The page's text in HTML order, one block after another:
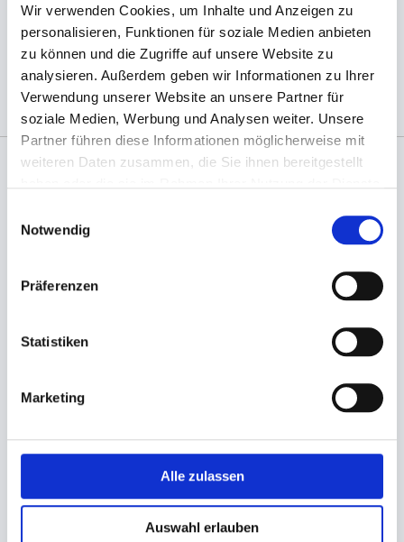
Wir verwenden Cookies, um Inhalte und Anzeigen zu
personalisieren, Funktionen für soziale Medien anbieten
zu können und die Zugriffe auf unsere Website zu
analysieren. Außerdem geben wir Informationen zu Ihrer
Verwendung unserer Website an unsere Partner für
soziale Medien, Werbung und Analysen weiter. Unsere
Partner führen diese Informationen möglicherweise mit
weiteren Daten zusammen, die Sie ihnen bereitgestellt
Notwendig
Präferenzen
Statistiken
Marketing
Alle zulassen
Auswahl erlauben
(Abb. evtl. ähnlich, ggf. ohne Dekoration)
Bullhamm 24-26, D-26441 Jever, info@packpack.de
interessiert sein
schwarz
schwarz